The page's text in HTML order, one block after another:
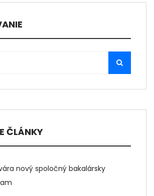
ČLÁNKY
nový spoločný bakalársky